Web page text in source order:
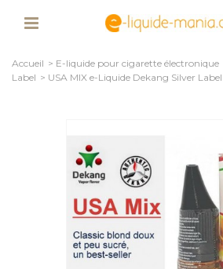
Accueil > E-liquide pour cigarette électronique
Label > USA MIX e-Liquide Dekang Silver Label